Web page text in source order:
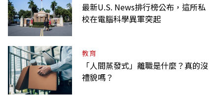
最新U.S. News排行榜公布，這所私
校在電腦科學異軍突起
教育
「人間蒸發式」離職是什麼？真的沒
禮貌嗎？